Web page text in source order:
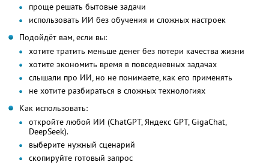
проще решать бытовые задачи
использовать ИИ без обучения и сложных настроек
Подойдёт вам, если вы:
хотите тратить меньше денег без потери качества жизни
хотите экономить время в повседневных задачах
слышали про ИИ, но не понимаете, как его применять
не хотите разбираться в сложных технологиях
Как использовать:
откройте любой ИИ (ChatGPT, Яндекс GPT, GigaChat,
DeepSeek).
выберите нужный сценарий
скопируйте готовый запрос